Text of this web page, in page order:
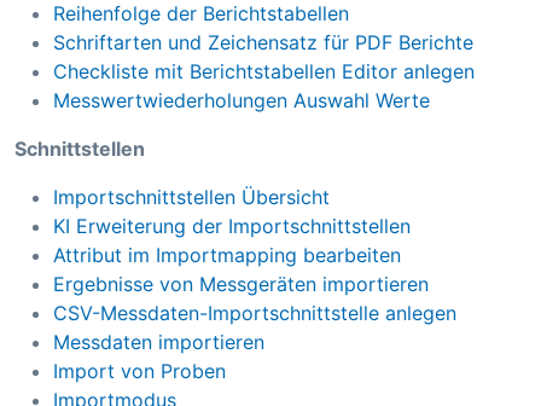
Reihenfolge der Berichtstabellen
Schriftarten und Zeichensatz für PDF Berichte
Checkliste mit Berichtstabellen Editor anlegen
Messwertwiederholungen Auswahl Werte
Schnittstellen
Importschnittstellen Übersicht
KI Erweiterung der Importschnittstellen
Attribut im Importmapping bearbeiten
Ergebnisse von Messgeräten importieren
CSV-Messdaten-Importschnittstelle anlegen
Messdaten importieren
Import von Proben
Importmodus